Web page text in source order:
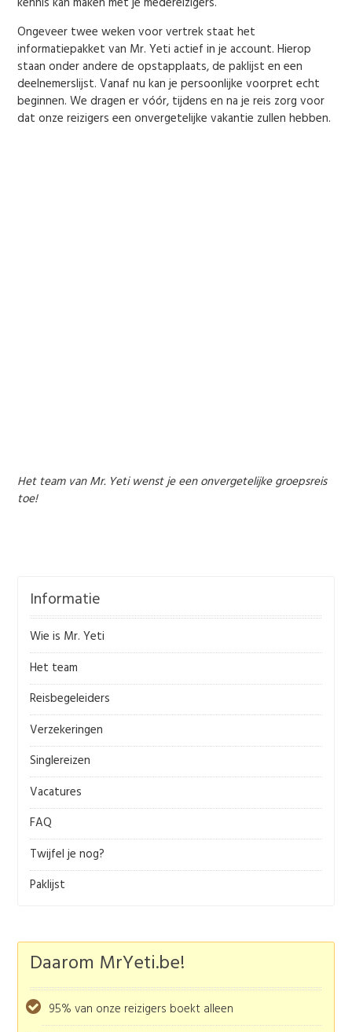
Ongeveer twee weken voor vertrek staat het
informatiepakket van Mr. Yeti actief in je account. Hierop
staan onder andere de opstapplaats, de paklijst en een
deelnemerslijst. Vanaf nu kan je persoonlijke voorpret echt
beginnen. We dragen er vóór, tijdens en na je reis zorg voor
dat onze reizigers een onvergetelijke vakantie zullen hebben.
Het team van Mr. Yeti wenst je een onvergetelijke groepsreis
toe!
Informatie
Wie is Mr. Yeti
Het team
Reisbegeleiders
Verzekeringen
Singlereizen
Vacatures
FAQ
Twijfel je nog?
Paklijst
Daarom MrYeti.be!
95% van onze reizigers boekt alleen